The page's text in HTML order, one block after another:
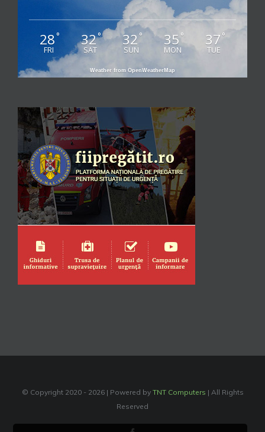
28°
FRI
32°
SAT
32°
SUN
35 °
MON
37 °
TUE
Weather from OpenWeatherMap
© Copyright 2020 - 2026 | Powered by TNT Computers | All Rights
Reserved